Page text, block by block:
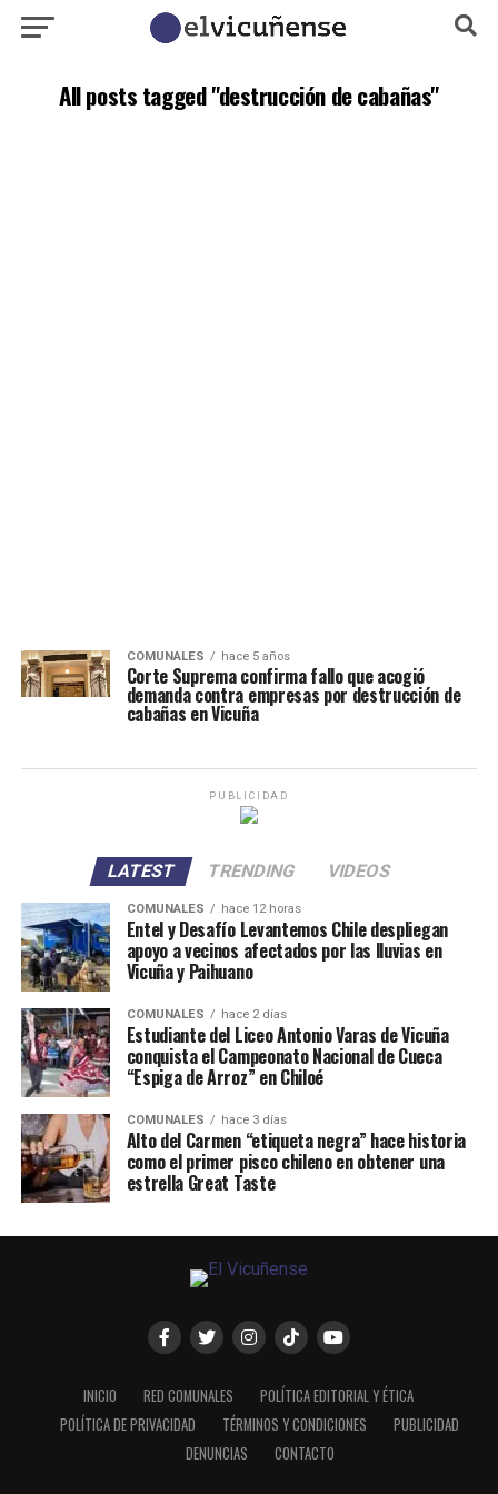
All posts tagged "destrucción de cabañas"
COMUNALES hace 5 años
Corte Suprema confirma fallo que acogió
demanda contra empresas por destrucción de
cabañas en Vicuña
PUBLICIDAD
LATEST TRENDING VIDEOS
COMUNALES hace 12 horas
Entel y Desafío Levantemos Chile despliegan
apoyo a vecinos afectados por las lluvias en
Vicuña y Paihuano
COMUNALES hace 2 días
Estudiante del Liceo Antonio Varas de Vicuña
conquista el Campeonato Nacional de Cueca
“Espiga de Arroz” en Chiloé
COMUNALES hace 3 días
Alto del Carmen “etiqueta negra” hace historia
como el primer pisco chileno en obtener una
estrella Great Taste
INICIO RED COMUNALES
POLÍTICA EDITORIAL Y ÉTICA
POLÍTICA DE PRIVACIDAD
TÉRMINOS Y CONDICIONES
PUBLICIDAD
DENUNCIAS
CONTACTO